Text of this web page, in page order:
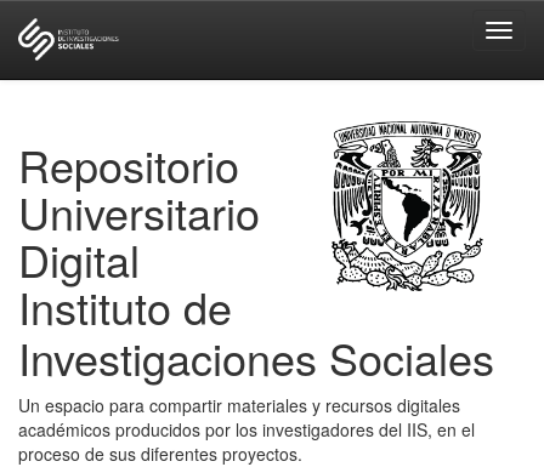
Repositorio
Universitario
Digital
Instituto de
Investigaciones Sociales
Un espacio para compartir materiales y recursos digitales
académicos producidos por los investigadores del IIS, en el
proceso de sus diferentes proyectos.